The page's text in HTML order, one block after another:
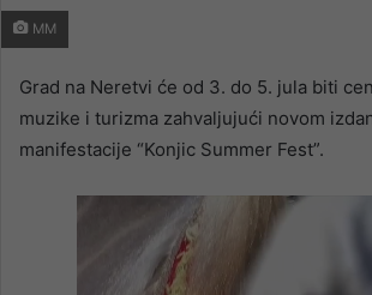
MM
Grad na Neretvi će od 3. do 5. jula biti
muzike i turizma zahvaljujući novom
manifestacije “Konjic Summer Fest”.